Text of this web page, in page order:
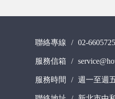
聯絡專線 / 02-
服務信箱 /
服務時間 / 週一至週